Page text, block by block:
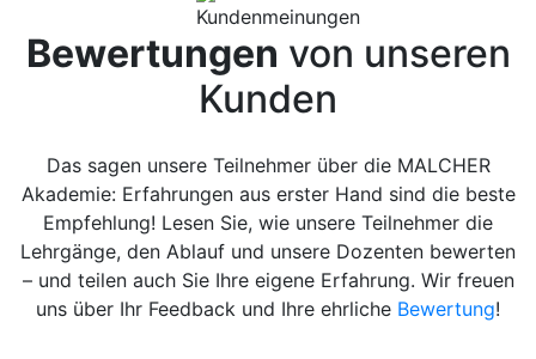
Bewertungen von unseren
Kunden
Das sagen unsere Teilnehmer über die MALCHER
Akademie: Erfahrungen aus erster Hand sind die beste
Empfehlung! Lesen Sie, wie unsere Teilnehmer die
Lehrgänge, den Ablauf und unsere Dozenten bewerten
– und teilen auch Sie Ihre eigene Erfahrung. Wir freuen
uns über Ihr Feedback und Ihre ehrliche Bewertung!